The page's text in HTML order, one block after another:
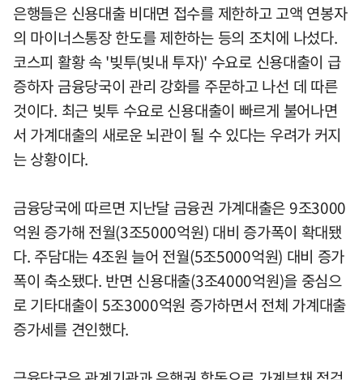
은행들은 신용대출 비대면 접수를 제한하고 고액 연봉자
의 마이너스통장 한도를 제한하는 등의 조치에 나섰다.
코스피 활황 속 '빚투(빚내 투자)' 수요로 신용대출이 급
증하자 금융당국이 관리 강화를 주문하고 나선 데 따른
것이다. 최근 빚투 수요로 신용대출이 빠르게 불어나면
서 가계대출의 새로운 뇌관이 될 수 있다는 우려가 커지
는 상황이다.
금융당국에 따르면 지난달 금융권 가계대출은 9조3000
억원 증가해 전월(3조5000억원) 대비 증가폭이 확대됐
다. 주담대는 4조원 늘어 전월(5조5000억원) 대비 증가
폭이 축소됐다. 반면 신용대출(3조4000억원)을 중심으
로 기타대출이 5조3000억원 증가하면서 전체 가계대출
증가세를 견인했다.